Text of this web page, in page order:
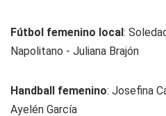
Fútbol femenino local:
Napolitano - Juliana Brajón
Handball femenino: Josefina
Ayelén García